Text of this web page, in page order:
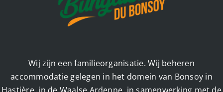
Wij zijn een familieorganisatie. Wij beheren
accommodatie gelegen in het domein van Bonsoy in